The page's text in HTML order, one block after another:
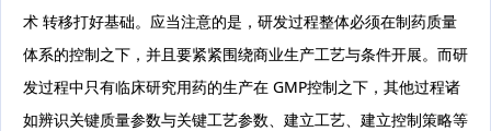
术 转移打好基础。应当注意的是，研发过程整体必须在制药质量
体系的控制之下，并且要紧紧围绕商业生产工艺与条件开展。而研
发过程中只有临床研究用药的生产在 GMP控制之下，其他过程诸
如辨识关键质量参数与关键工艺参数、建立工艺、建立控制策略等